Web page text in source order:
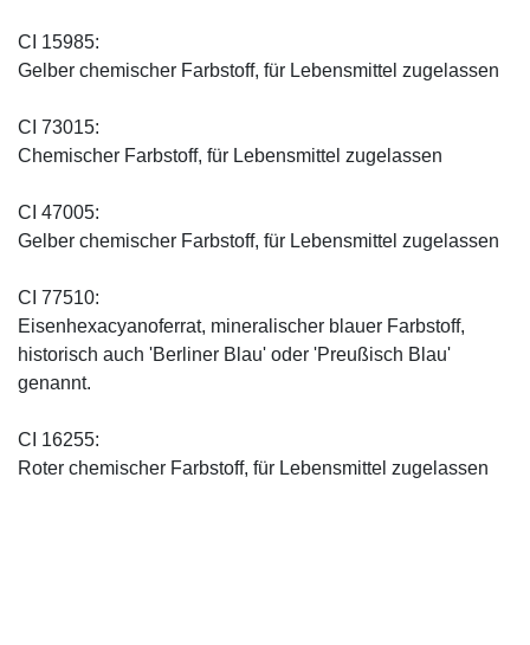
CI 15985:
Gelber chemischer Farbstoff, für Lebensmittel zugelassen
CI 73015:
Chemischer Farbstoff, für Lebensmittel zugelassen
CI 47005:
Gelber chemischer Farbstoff, für Lebensmittel zugelassen
CI 77510:
Eisenhexacyanoferrat, mineralischer blauer Farbstoff,
historisch auch 'Berliner Blau' oder 'Preußisch Blau'
genannt.
CI 16255:
Roter chemischer Farbstoff, für Lebensmittel zugelassen